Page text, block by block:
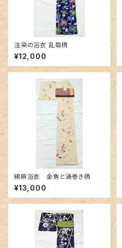
注染の浴衣 乱菊柄
¥12,000
綿麻浴衣 金魚と渦巻き柄
¥13,000